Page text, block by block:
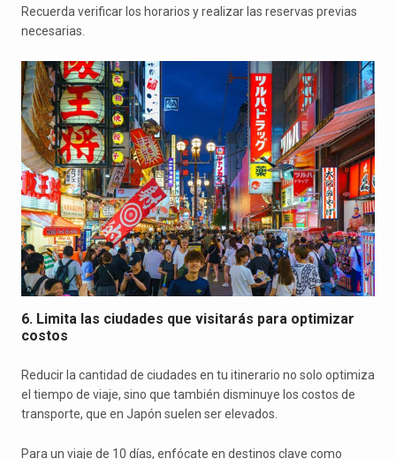
Recuerda verificar los horarios y realizar las reservas previas
necesarias.
6. Limita las ciudades que visitarás para optimizar
costos
Reducir la cantidad de ciudades en tu itinerario no solo optimiza
el tiempo de viaje, sino que también disminuye los costos de
transporte, que en Japón suelen ser elevados.
Para un viaje de 10 días, enfócate en destinos clave como